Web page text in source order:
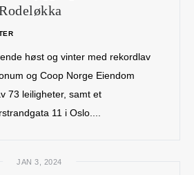
høst og vinter med rekordlav
og Coop Norge Eiendom
73 leiligheter, samt et
11 i Oslo....
JAN 3, 2024